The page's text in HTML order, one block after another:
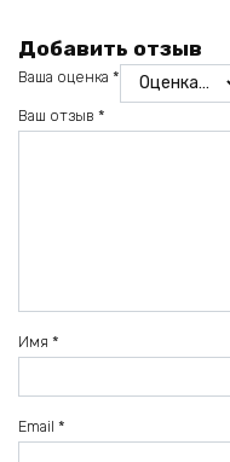
Добавить отзыв
Ваша оценка *
Ваш отзыв *
Имя *
Email *